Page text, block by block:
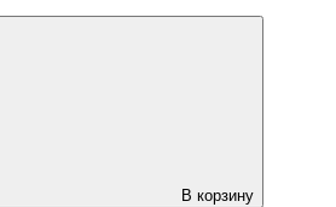
В корзину